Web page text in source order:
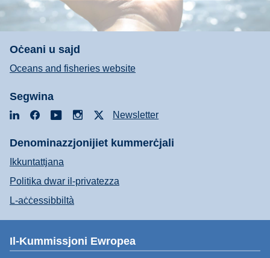
Oċeani u sajd
Oceans and fisheries website
Segwina
LinkedInFacebookYouTubeInstagramNewsletter
Denominazzjonijiet kummerċjali
Ikkuntattjana
Politika dwar il-privatezza
L-aċċessibbiltà
Il-Kummissjoni Ewropea